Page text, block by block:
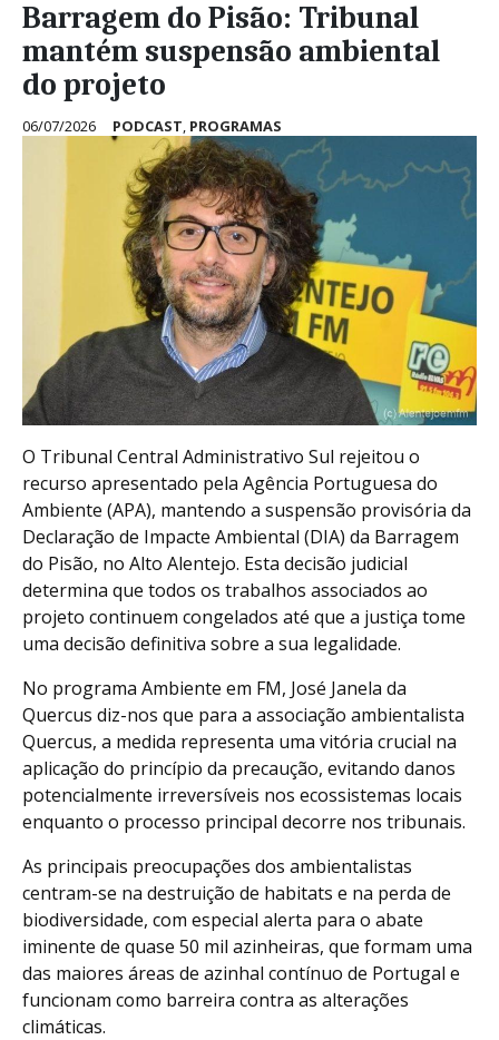
Barragem do Pisão: Tribunal
mantém suspensão ambiental
do projeto
06/07/2026 PODCAST, PROGRAMAS
O Tribunal Central Administrativo Sul rejeitou o
recurso apresentado pela Agência Portuguesa do
Ambiente (APA), mantendo a suspensão provisória da
Declaração de Impacte Ambiental (DIA) da Barragem
do Pisão, no Alto Alentejo. Esta decisão judicial
determina que todos os trabalhos associados ao
projeto continuem congelados até que a justiça tome
uma decisão definitiva sobre a sua legalidade.
No programa Ambiente em FM, José Janela da
Quercus diz-nos que para a associação ambientalista
Quercus, a medida representa uma vitória crucial na
aplicação do princípio da precaução, evitando danos
potencialmente irreversíveis nos ecossistemas locais
enquanto o processo principal decorre nos tribunais.
As principais preocupações dos ambientalistas
centram-se na destruição de habitats e na perda de
biodiversidade, com especial alerta para o abate
iminente de quase 50 mil azinheiras, que formam uma
das maiores áreas de azinhal contínuo de Portugal e
funcionam como barreira contra as alterações
climáticas.